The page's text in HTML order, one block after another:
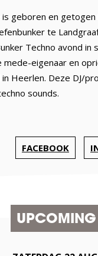
geboren en
te
Techno avond
eigenaar en
Heerlen. Deze DJ/
sounds.
FACEBOOK
UPCOMING